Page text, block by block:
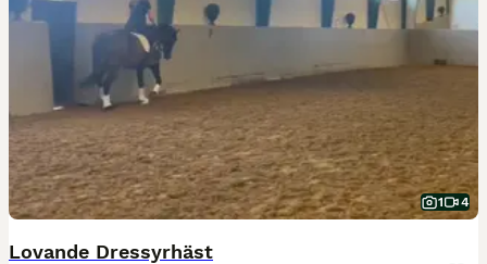
1 4
Lovande Dressyrhäst